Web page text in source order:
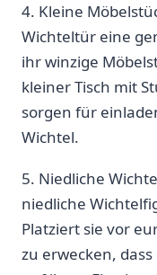
4. Kleine
Wichteltür ⁣eine
ihr winzige
kleiner‍ Tisch mit
‌sorgen für
Wichtel.
5. Niedliche
niedliche
Platziert sie vor
zu erwecken,